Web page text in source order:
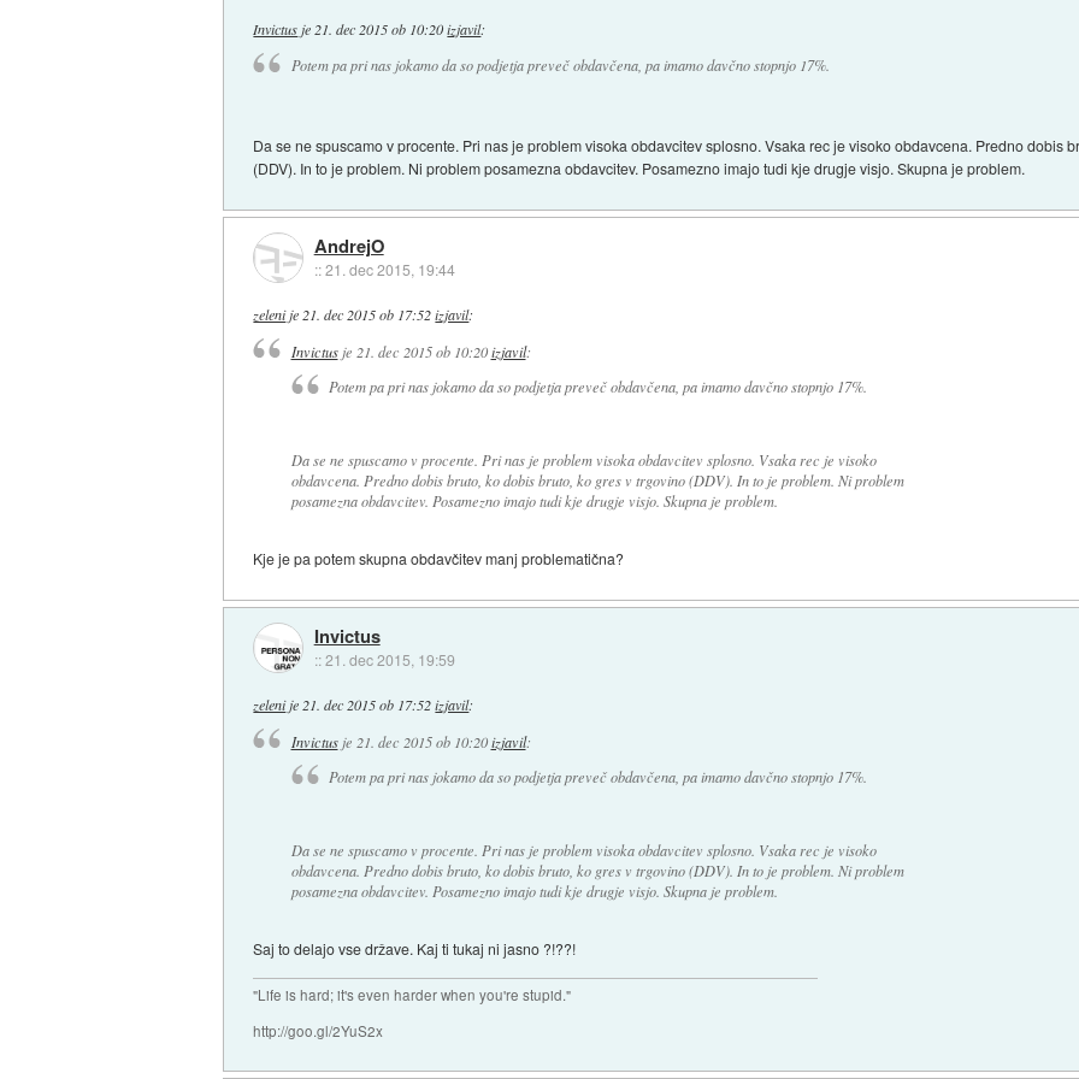
Invictus je 21. dec 2015 ob 10:20 izjavil:
Potem pa pri nas jokamo da so podjetja preveč obdavčena, pa imamo davčno stopnjo 17%.
Da se ne spuscamo v procente. Pri nas je problem visoka obdavcitev splosno. Vsaka rec je visoko obdavcena. Predno dobis
(DDV). In to je problem. Ni problem posamezna obdavcitev. Posamezno imajo tudi kje drugje visjo. Skupna je problem.
AndrejO
::21. dec 2015, 19:44
zelenije21. dec 2015 ob 17:52 izjavil:
Invictusje 21. dec 2015 ob 10:20 izjavil:
Potem pa pri nas jokamo da so podjetja preveč obdavčena, pa imamo davčno stopnjo 17%.
Da se ne spuscamo v procente. Pri nas je problem visoka obdavcitev splosno. Vsaka rec je visoko
obdavcena. Predno dobis bruto, ko dobis bruto, ko gres v trgovino (DDV). In to je problem. Ni problem
posamezna obdavcitev. Posamezno imajo tudi kje drugje visjo. Skupna je problem.
Kje je pa potem skupna obdavčitev manj problematična?
Invictus
::21. dec 2015, 19:59
zelenije21. dec 2015 ob 17:52 izjavil:
Invictusje 21. dec 2015 ob 10:20 izjavil:
Potem pa pri nas jokamo da so podjetja preveč obdavčena, pa imamo davčno stopnjo 17%.
Da se ne spuscamo v procente. Pri nas je problem visoka obdavcitev splosno. Vsaka rec je visoko
obdavcena. Predno dobis bruto, ko dobis bruto, ko gres v trgovino (DDV). In to je problem. Ni problem
posamezna obdavcitev. Posamezno imajo tudi kje drugje visjo. Skupna je problem.
Saj to delajo vse države. Kaj ti tukaj ni jasno ?!??!
"Life is hard; it's even harder when you're stupid."
http://goo.gl/2YuS2x